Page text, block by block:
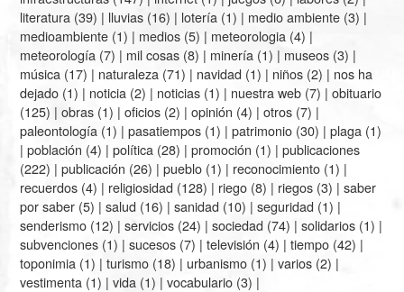
literatura (39) | lluvias (16) | lotería (1) | medio ambiente (3) |
medioambiente (1) | medios (5) | meteorologia (4) |
meteorología (7) | mil cosas (8) | minería (1) | museos (3) |
música (17) | naturaleza (71) | navidad (1) | niños (2) | nos ha
dejado (1) | noticia (2) | noticias (1) | nuestra web (7) |obituario
(125) |obras (1) |oficios (2) |opinión (4) |otros (7) |
paleontología (1) |pasatiempos (1) |patrimonio (30) |plaga (1)
|población (4) |política (28) |promoción (1) |publicaciones
(222) |publicación (26) |pueblo (1) | reconocimiento (1) |
recuerdos (4) | religiosidad (128) | riego (8) | riegos (3) |saber
por saber (5) |salud (16) |sanidad (10) |seguridad (1) |
senderismo (12) |servicios (24) |sociedad (74) |solidarios (1) |
subvenciones (1) |sucesos (7) |televisión (4) |tiempo (42) |
toponimia (1) |turismo (18) | urbanismo (1) |varios (2) |
vestimenta (1) |vida (1) |vocabulario (3) |